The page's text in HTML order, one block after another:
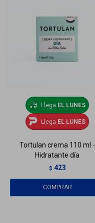
Llega EL LUNES
Llega EL LUNES
Tortulan crema 110 ml -
Hidratante día
$ 423